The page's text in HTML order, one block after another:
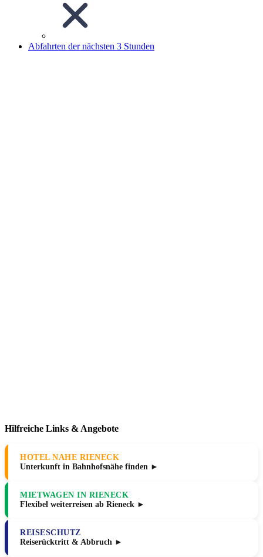
Abfahrten der nächsten 3 Stunden
Hilfreiche Links & Angebote
HOTEL NAHE RIENECK
Unterkunft in Bahnhofsnähe finden ►
MIETWAGEN IN RIENECK
Flexibel weiterreisen ab Rieneck ►
REISESCHUTZ
Reiserücktritt & Abbruch ►